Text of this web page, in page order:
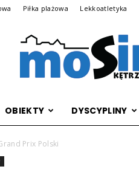
Piłka plażowa Lekkoatletyka
Archiwalna
OBIEKTY DYSCYPLINY
Prix Polski